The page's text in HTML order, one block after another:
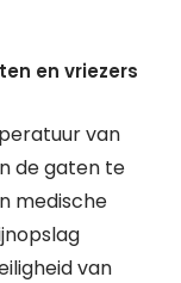
en vriezers
van
de gaten te
medische
van